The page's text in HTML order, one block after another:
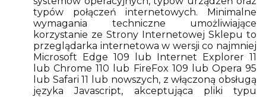
typów połączeń internetowych. Minimalne
wymagania techniczne umożliwiające
korzystanie ze Strony Internetowej Sklepu to
przeglądarka internetowa w wersji co najmniej
Microsoft Edge 109 lub Internet Explorer 11
lub Chrome 110 lub FireFox 109 lub Opera 95
lub Safari 11 lub nowszych, z włączoną obsługą
języka Javascript, akceptująca pliki typu